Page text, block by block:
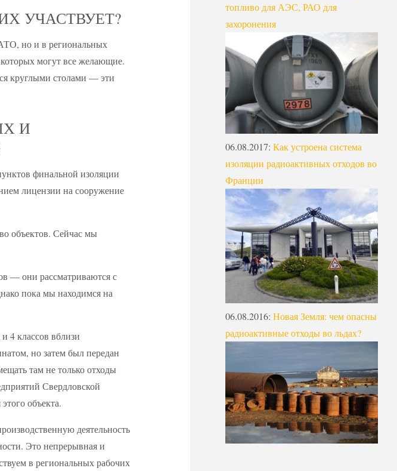
УЧАСТВУЕТ?
но и в региональных
могут все желающие.
круглыми столами — эти
И
финальной изоляции
лицензии на сооружение
объектов. Сейчас мы
— они рассматриваются с
пока мы находимся на
4 классов вблизи
но затем был передан
там не только отходы
Свердловской
объекта.
деятельность
Это непрерывная и
в региональных рабочих
топливо для АЭС, РАО для
захоронения
06.08.2017: Как устроена система
изоляции радиоактивных отходов во
Франции
06.08.2016: Новая Земля: чем опасны
радиоактивные отходы во льдах?